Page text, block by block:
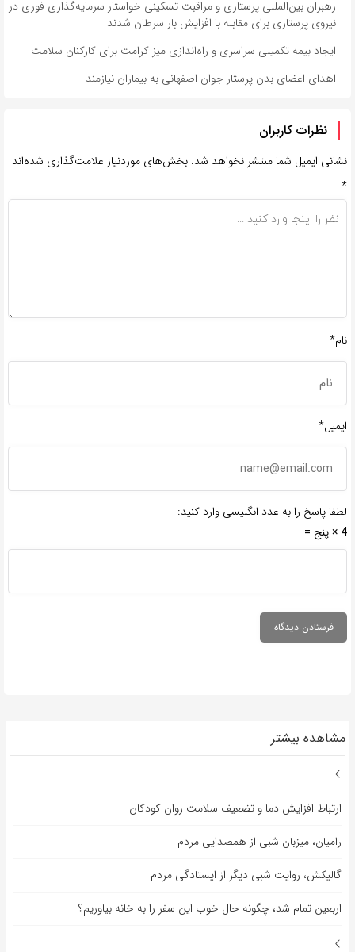
رهبران بین‌المللی پرستاری و مراقبت تسکینی خواستار سرمایه‌گذاری فوری در
نیروی پرستاری برای مقابله با افزایش بار سرطان شدند
ایجاد بیمه تکمیلی سراسری و راه‌اندازی میز کرامت برای کارکنان سلامت
اهدای اعضای بدن پرستار جوان اصفهانی به بیماران نیازمند
نظرات کاربران
نشانی ایمیل شما منتشر نخواهد شد. بخش‌های موردنیاز علامت‌گذاری شده‌اند
*
نام*
ایمیل*
لطفا پاسخ را به عدد انگلیسی وارد کنید:
4 × پنج =
مشاهده بیشتر
ارتباط افزایش دما و تضعیف سلامت روان کودکان
رامیان، میزبان شبی از همصدایی مردم
گالیکش، روایت شبی دیگر از ایستادگی مردم
اربعین تمام شد، چگونه حال خوب این سفر را به خانه بیاوریم؟